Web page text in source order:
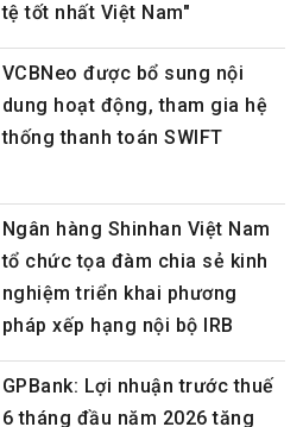
tệ tốt nhất Việt Nam"
VCBNeo được bổ sung nội
dung hoạt động, tham gia hệ
thống thanh toán SWIFT
Ngân hàng Shinhan Việt Nam
tổ chức tọa đàm chia sẻ kinh
nghiệm triển khai phương
pháp xếp hạng nội bộ IRB
GPBank: Lợi nhuận trước thuế
6 tháng đầu năm 2026 tăng